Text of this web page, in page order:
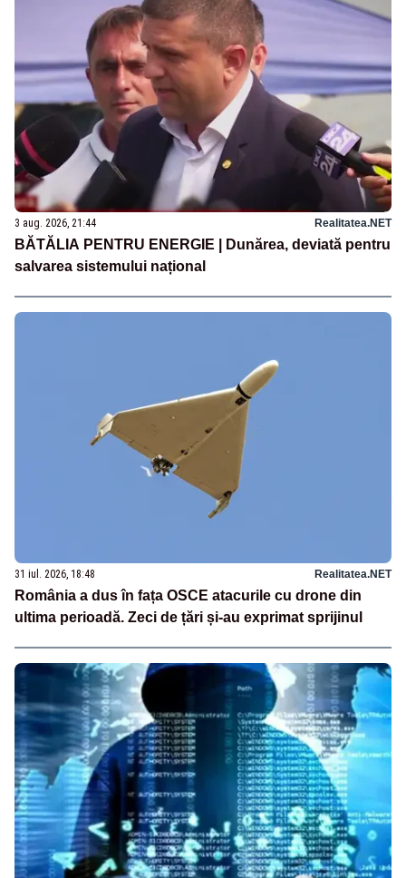
3 aug. 2026, 21:44 Realitatea.NET
BĂTĂLIA PENTRU ENERGIE | Dunărea, deviată pentru
salvarea sistemului național
31 iul. 2026, 18:48 Realitatea.NET
România a dus în fața OSCE atacurile cu drone din
ultima perioadă. Zeci de țări și-au exprimat sprijinul